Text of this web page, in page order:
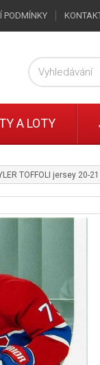
TOFFOLI jersey 20-
PODMÍNKY
A LOTY